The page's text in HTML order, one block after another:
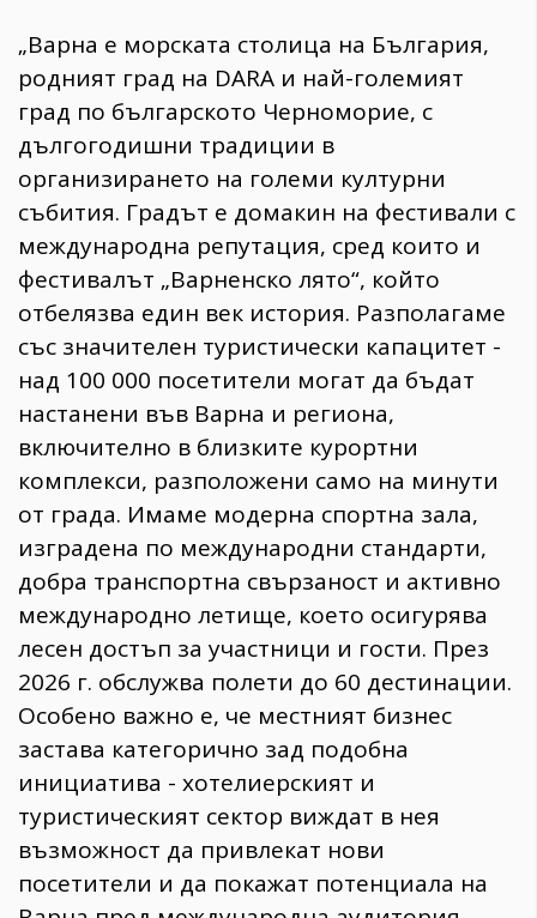
„Варна е морската столица на България,
родният град на DARA и най-големият
град по българското Черноморие, с
дългогодишни традиции в
организирането на големи културни
събития. Градът е домакин на фестивали с
международна репутация, сред които и
фестивалът „Варненско лято“, който
отбелязва един век история. Разполагаме
със значителен туристически капацитет -
над 100 000 посетители могат да бъдат
настанени във Варна и региона,
включително в близките курортни
комплекси, разположени само на минути
от града. Имаме модерна спортна зала,
изградена по международни стандарти,
добра транспортна свързаност и активно
международно летище, което осигурява
лесен достъп за участници и гости. През
2026 г. обслужва полети до 60 дестинации.
Особено важно е, че местният бизнес
застава категорично зад подобна
инициатива - хотелиерският и
туристическият сектор виждат в нея
възможност да привлекат нови
посетители и да покажат потенциала на